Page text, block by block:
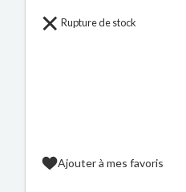
Rupture de stock
Ajouter à mes favoris